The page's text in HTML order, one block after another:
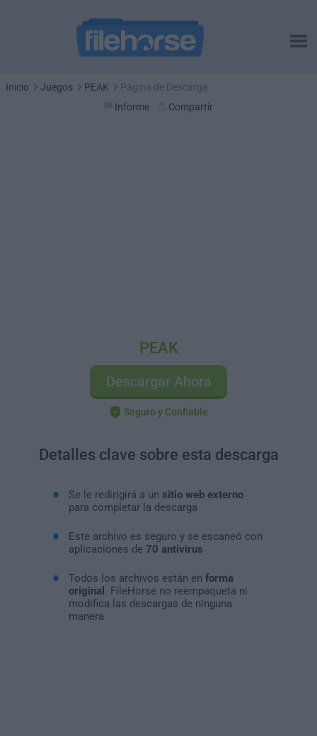
Inicio Juegos PEAK
Página de Descarga
Informe
Compartir
PEAK
Descargar Ahora
Seguro y Confiable
Detalles clave sobre esta descarga
Se le redirigirá a un sitio web externo
para completar la descarga
Este archivo es seguro y se escaneó con
aplicaciones de 70 antivirus
Todos los archivos están en forma
original
. FileHorse no reempaqueta ni
modifica las descargas de ninguna
manera